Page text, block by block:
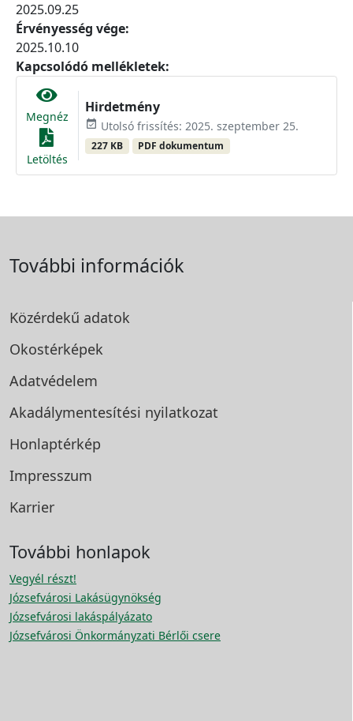
2025.09.25
Érvényesség vége:
2025.10.10
Kapcsolódó mellékletek:
Megnéz
Letöltés
Hirdetmény
event_available Utolsó frissítés: 2025. szeptember 25.
227 KB PDF dokumentum
További információk
Közérdekű adatok
Okostérképek
Adatvédelem
Akadálymentesítési nyilatkozat
Honlaptérkép
Impresszum
Karrier
További honlapok
Vegyél részt!
Józsefvárosi Lakásügynökség
Józsefvárosi lakáspályázato
Józsefvárosi Önkormányzati Bérlői csere